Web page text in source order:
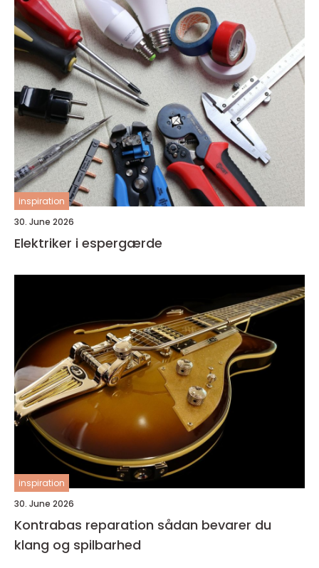
inspiration
30. June 2026
Elektriker i espergærde
inspiration
30. June 2026
Kontrabas reparation sådan bevarer du
klang og spilbarhed